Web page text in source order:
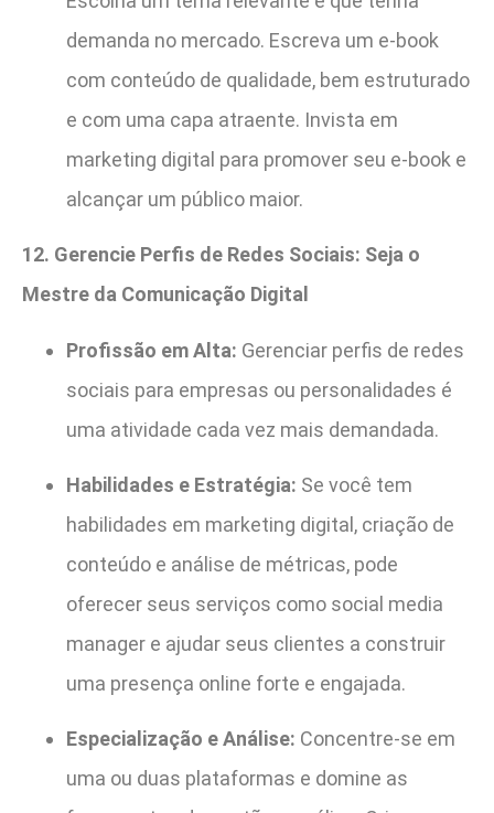
demanda no mercado. Escreva um e-book
com conteúdo de qualidade, bem estruturado
e com uma capa atraente. Invista em
marketing digital para promover seu e-book e
alcançar um público maior.
12. Gerencie Perfis de Redes Sociais: Seja o
Mestre da Comunicação Digital
Profissão em Alta: Gerenciar perfis de redes
sociais para empresas ou personalidades é
uma atividade cada vez mais demandada.
Habilidades e Estratégia: Se você tem
habilidades em marketing digital, criação de
conteúdo e análise de métricas, pode
oferecer seus serviços como social media
manager e ajudar seus clientes a construir
uma presença online forte e engajada.
Especialização e Análise: Concentre-se em
uma ou duas plataformas e domine as